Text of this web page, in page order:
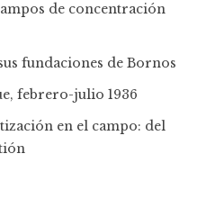
de concentración
fundaciones de Bornos
febrero-julio 1936
en el campo: del